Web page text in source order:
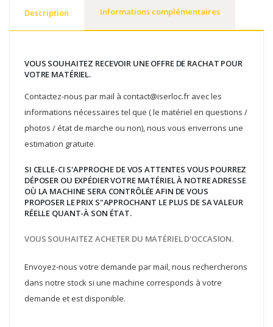
Description Informations complémentaires
VOUS SOUHAITEZ RECEVOIR UNE OFFRE DE RACHAT POUR
VOTRE MATÉRIEL.
Contactez-nous par mail à contact@iserloc.fr avec les
informations nécessaires tel que ( le matériel en questions /
photos / état de marche ou non), nous vous enverrons une
estimation gratuite.
SI CELLE-CI S'APPROCHE DE VOS ATTENTES VOUS POURREZ
DÉPOSER OU EXPÉDIER VOTRE MATÉRIEL À NOTRE ADRESSE
OÙ LA MACHINE SERA CONTRÔLÉE AFIN DE VOUS
PROPOSER LE PRIX S"APPROCHANT LE PLUS DE SA VALEUR
RÉELLE QUANT-À SON ÉTAT.
VOUS SOUHAITEZ ACHETER DU MATÉRIEL D'OCCASION.
Envoyez-nous votre demande par mail, nous rechercherons
dans notre stock si une machine corresponds à votre
demande et est disponible.